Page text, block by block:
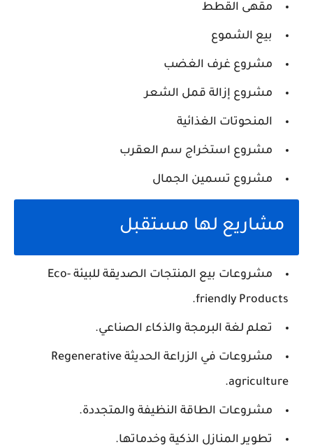
مقهى القطط
بيع الشموع
مشروع غرف الغضب
مشروع إزالة قمل الشعر
المنحوتات الغذائية
مشروع استخراج سم العقرب
مشروع تسمين الجمال
مشاريع لها مستقبل
مشروعات بيع المنتجات الصديقة للبيئة Eco-
friendly Products.
تعلم لغة البرمجة والذكاء الصناعي.
مشروعات في الزراعة الحديثة Regenerative
agriculture.
مشروعات الطاقة النظيفة والمتجددة.
تطوير المنازل الذكية وخدماتها.